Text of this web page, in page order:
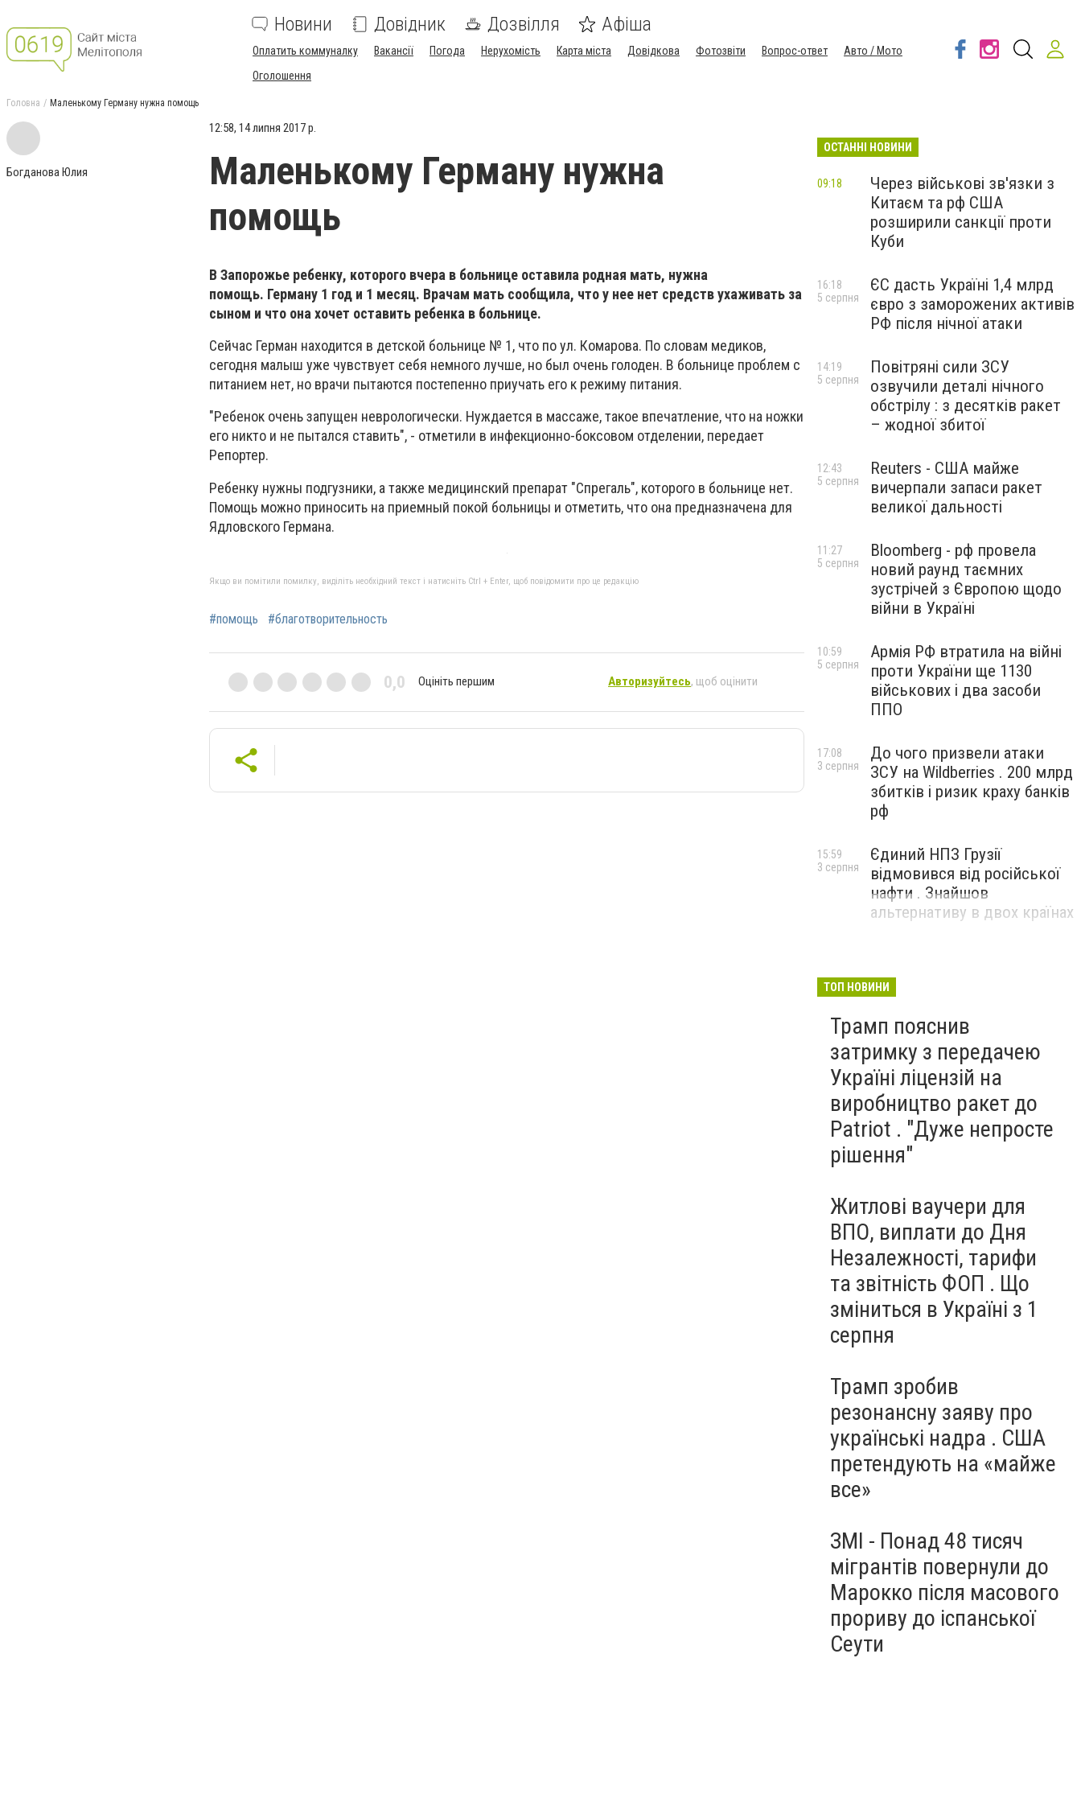
Новини Довідник Дозвілля Афіша
Оплатить коммуналку Вакансії Погода Нерухомість Карта міста Довідкова Фотозвіти Вопрос-ответ
Авто / Мото
Оголошення
Головна Маленькому Герману нужна помощь
Богданова Юлия
12:58, 14 липня 2017 р.
Маленькому Герману нужна
помощь
В Запорожье ребенку, которого вчера в больнице оставила родная мать, нужна
помощь. Герману 1 год и 1 месяц. Врачам мать сообщила, что у нее нет средств ухаживать за
сыном и что она хочет оставить ребенка в больнице.
Сейчас Герман находится в детской больнице № 1, что по ул. Комарова. По словам медиков,
сегодня малыш уже чувствует себя немного лучше, но был очень голоден. В больнице проблем с
питанием нет, но врачи пытаются постепенно приучать его к режиму питания.
"Ребенок очень запущен неврологически. Нуждается в массаже, такое впечатление, что на ножки
его никто и не пытался ставить", - отметили в инфекционно-боксовом отделении, передает
Репортер.
Ребенку нужны подгузники, а также медицинский препарат "Спрегаль", которого в больнице нет.
Помощь можно приносить на приемный покой больницы и отметить, что она предназначена для
Ядловского Германа.
Якщо ви помітили помилку, виділіть необхідний текст і натисніть Ctrl + Enter, щоб повідомити про це редакцію
#помощь #благотворительность
0,0 Оцініть першим Авторизуйтесь, щоб оцінити
ОСТАННІ НОВИНИ
Через військові зв'язки з
Китаєм та рф США
розширили санкції проти
Куби
09:18
ЄС дасть Україні 1,4 млрд
євро з заморожених активів
РФ після нічної атаки
16:18
5 серпня
Повітряні сили ЗСУ
озвучили деталі нічного
обстрілу : з десятків ракет
– жодної збитої
14:19
5 серпня
Reuters - США майже
вичерпали запаси ракет
великої дальності
12:43
5 серпня
Bloomberg - рф провела
новий раунд таємних
зустрічей з Європою щодо
війни в Україні
11:27
5 серпня
Армія РФ втратила на війні
проти України ще 1130
військових і два засоби
ППО
10:59
5 серпня
До чого призвели атаки
ЗСУ на Wildberries . 200 млрд
збитків і ризик краху банків
рф
17:08
3 серпня
Єдиний НПЗ Грузії
відмовився від російської
нафти . Знайшов
альтернативу в двох країнах
15:59
3 серпня
ТОП НОВИНИ
Трамп пояснив
затримку з передачею
Україні ліцензій на
виробництво ракет до
Patriot . "Дуже непросте
рішення"
Житлові ваучери для
ВПО, виплати до Дня
Незалежності, тарифи
та звітність ФОП . Що
зміниться в Україні з 1
серпня
Трамп зробив
резонансну заяву про
українські надра . США
претендують на «майже
все»
ЗМІ - Понад 48 тисяч
мігрантів повернули до
Марокко після масового
прориву до іспанської
Сеути